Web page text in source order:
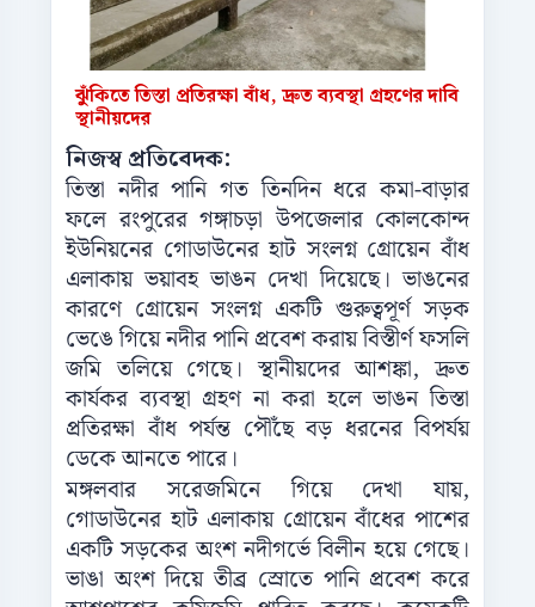
ঝুঁকিতে তিস্তা প্রতিরক্ষা বাঁধ, দ্রুত ব্যবস্থা গ্রহণের দাবি
স্থানীয়দের
নিজস্ব প্রতিবেদক:
তিস্তা নদীর পানি গত তিনদিন ধরে কমা-বাড়ার
ফলে রংপুরের গঙ্গাচড়া উপজেলার কোলকোন্দ
ইউনিয়নের গোডাউনের হাট সংলগ্ন গ্রোয়েন বাঁধ
এলাকায় ভয়াবহ ভাঙন দেখা দিয়েছে। ভাঙনের
কারণে গ্রোয়েন সংলগ্ন একটি গুরুত্বপূর্ণ সড়ক
ভেঙে গিয়ে নদীর পানি প্রবেশ করায় বিস্তীর্ণ ফসলি
জমি তলিয়ে গেছে। স্থানীয়দের আশঙ্কা, দ্রুত
কার্যকর ব্যবস্থা গ্রহণ না করা হলে ভাঙন তিস্তা
প্রতিরক্ষা বাঁধ পর্যন্ত পৌঁছে বড় ধরনের বিপর্যয়
ডেকে আনতে পারে।
মঙ্গলবার সরেজমিনে গিয়ে দেখা যায়,
গোডাউনের হাট এলাকায় গ্রোয়েন বাঁধের পাশের
একটি সড়কের অংশ নদীগর্ভে বিলীন হয়ে গেছে।
ভাঙা অংশ দিয়ে তীব্র স্রোতে পানি প্রবেশ করে